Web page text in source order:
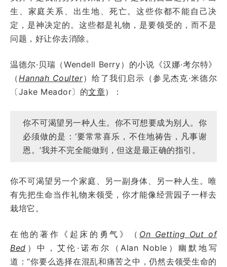
生、家庭关系、出生地、死亡。这些你都不能自己决
定，是神决定的。这些都是礼物，是要领受的，而不是
问题，好让你去消除。
温德尔·贝瑞（Wendell Berry）的小说《汉娜·考尔特》
（ Hannah Coulter）给了我们启示（参见杰克·米德尔
〔Jake Meador〕的文章）：
你不可渴望另一种人生。你不可想要成为别人。你
必须做的是：‘要常常喜乐，不住地祷告，凡事谢
恩。’我并不完全能做到，但这是最正确的指引。
你不可渴望另一个家庭、另一副身体、另一种人生。唯
有先把生命当作礼物来领受，你才能像经营园子一样去
栽培它。
在他的著作《起床的勇气》（ On Getting Out of
Bed ）中，艾伦·诺布尔（Alan Noble）幽默地写
道：“你要么选择在混乱和痛苦之中，仍然去领受生命的